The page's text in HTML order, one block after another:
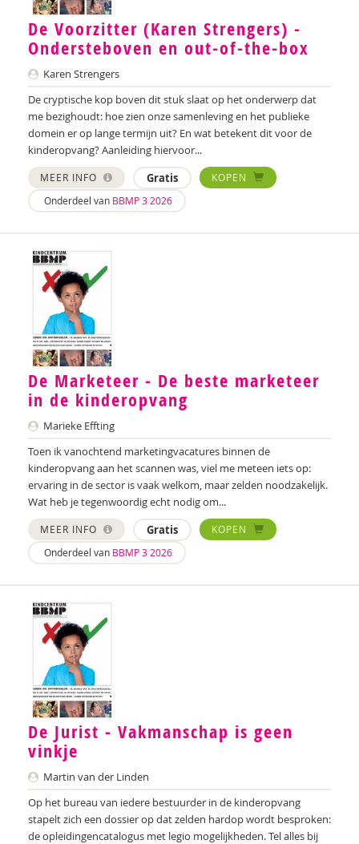
Celeste Bekkering
Kim van den Berg
Nicolette van den Berg
Remco van den Berg
Brenda Berns
Saskia van Beveren
Joyce Blauwhoff
Robbert Blokland
Theo Blom
Esther Blondelle
Mascha Boelaars
Marieke Boelhouwer
Wendy Boesveld
Denise Bontje
Ester van den Boog
Martin Bosma
Sanne Bosmans
Marieke van Boven
Iris Brandsteder
Merel Breedeveld
Aniek Breevoort
Marion Breg
Jan Pieter Brinkman
Amber Broek
Maryse Broek
Kees Broekhof
De Voorzitter (Karen Strengers) -
Ondersteboven en out-of-the-box
Karen Strengers
De cryptische kop boven dit stuk slaat op het onderwerp dat
me bezighoudt: hoe zien onze samenleving en het publieke
domein er op lange termijn uit? En wat betekent dit voor de
kinderopvang? Aanleiding hiervoor...
MEER INFO Gratis
KOPEN
Onderdeel van BBMP 3 2026
De Marketeer - De beste marketeer
in de kinderopvang
Marieke Effting
Toen ik vanochtend marketingvacatures binnen de
kinderopvang aan het scannen was, viel me meteen iets op:
ervaring in de sector is vaak welkom, maar zelden noodzakelijk.
Wat heb je tegenwoordig echt nodig om...
MEER INFO Gratis
KOPEN
Onderdeel van BBMP 3 2026
De Jurist - Vakmanschap is geen
vinkje
Martin van der Linden
Op het bureau van iedere bestuurder in de kinderopvang
stapelt zich een dossier op dat zelden hardop wordt besproken:
de opleidingencatalogus met legio mogelijkheden. Tel alles bij